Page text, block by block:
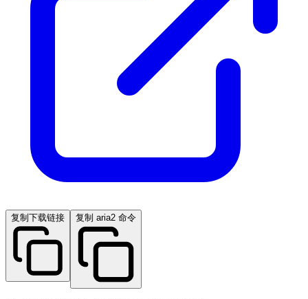
复制下载链接 复制 aria2 命令